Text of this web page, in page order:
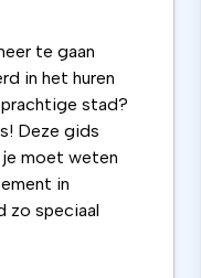
te gaan
in het huren
stad?
Deze gids
moet weten
in
zo speciaal